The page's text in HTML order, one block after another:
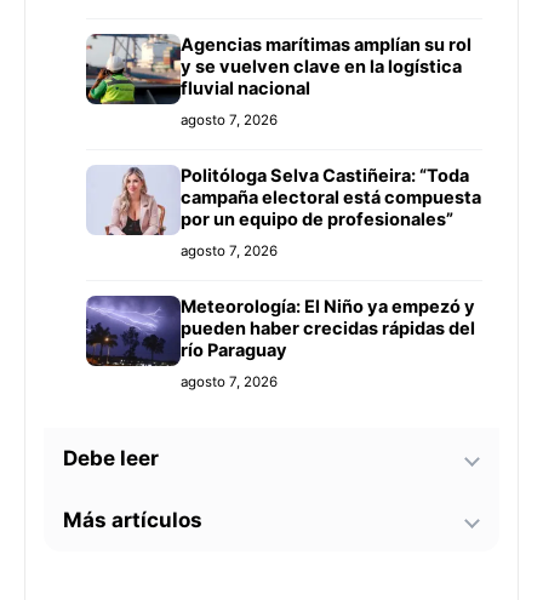
Agencias marítimas amplían su rol
y se vuelven clave en la logística
fluvial nacional
agosto 7, 2026
Politóloga Selva Castiñeira: “Toda
campaña electoral está compuesta
por un equipo de profesionales”
agosto 7, 2026
Meteorología: El Niño ya empezó y
pueden haber crecidas rápidas del
río Paraguay
agosto 7, 2026
Debe leer
Tecnología y BIM ganan terreno en
Más artículos